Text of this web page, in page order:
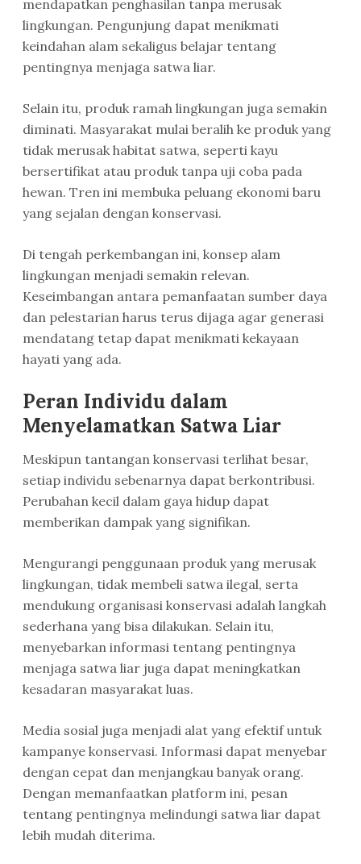
mendapatkan penghasilan tanpa merusak
lingkungan. Pengunjung dapat menikmati
keindahan alam sekaligus belajar tentang
pentingnya menjaga satwa liar.
Selain itu, produk ramah lingkungan juga semakin
diminati. Masyarakat mulai beralih ke produk yang
tidak merusak habitat satwa, seperti kayu
bersertifikat atau produk tanpa uji coba pada
hewan. Tren ini membuka peluang ekonomi baru
yang sejalan dengan konservasi.
Di tengah perkembangan ini, konsep alam
lingkungan menjadi semakin relevan.
Keseimbangan antara pemanfaatan sumber daya
dan pelestarian harus terus dijaga agar generasi
mendatang tetap dapat menikmati kekayaan
hayati yang ada.
Peran Individu dalam
Menyelamatkan Satwa Liar
Meskipun tantangan konservasi terlihat besar,
setiap individu sebenarnya dapat berkontribusi.
Perubahan kecil dalam gaya hidup dapat
memberikan dampak yang signifikan.
Mengurangi penggunaan produk yang merusak
lingkungan, tidak membeli satwa ilegal, serta
mendukung organisasi konservasi adalah langkah
sederhana yang bisa dilakukan. Selain itu,
menyebarkan informasi tentang pentingnya
menjaga satwa liar juga dapat meningkatkan
kesadaran masyarakat luas.
Media sosial juga menjadi alat yang efektif untuk
kampanye konservasi. Informasi dapat menyebar
dengan cepat dan menjangkau banyak orang.
Dengan memanfaatkan platform ini, pesan
tentang pentingnya melindungi satwa liar dapat
lebih mudah diterima.